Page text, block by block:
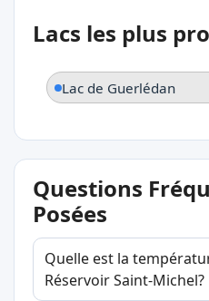
Lacs les plus
Lac de Guerlédan
Questions
Posées
Quelle est la
Réservoir Saint-Michel?